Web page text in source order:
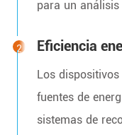
para un
Eficiencia
Los
fuentes de
sistemas de